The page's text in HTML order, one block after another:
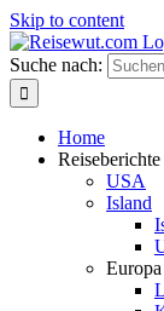
Skip to content
Suche nach:
Home
Reiseberichte
USA
Island
Europa